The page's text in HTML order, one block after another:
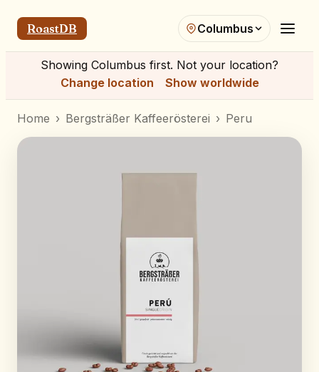
RoastDB Columbus
Showing Columbus first. Not your location?
Change location
Show worldwide
Home › Bergsträßer Kaffeerösterei › Peru